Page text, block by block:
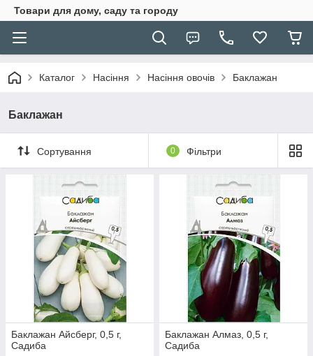
Товари для дому, саду та городу
Каталог Насіння Насіння овочів Баклажан
Баклажан
Сортування 0 Фільтри
Баклажан Айсберг, 0,5 г,
Садиба
Баклажан Алмаз, 0,5 г,
Садиба